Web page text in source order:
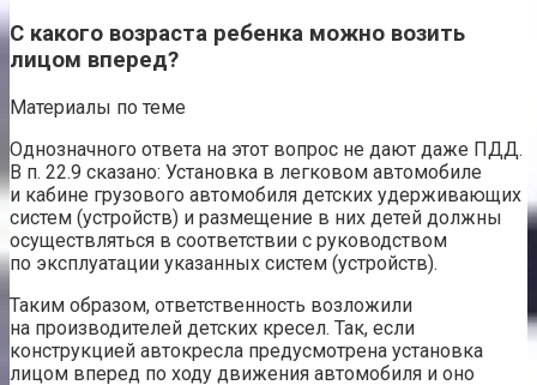
С какого возраста ребенка можно возить
лицом вперед?
Материалы по теме
Однозначного ответа на этот вопрос не дают даже ПДД.
В п. 22.9 сказано: Установка в легковом автомобиле
и кабине грузового автомобиля детских удерживающих
систем (устройств) и размещение в них детей должны
осуществляться в соответствии с руководством
по эксплуатации указанных систем (устройств).
Таким образом, ответственность возложили
на производителей детских кресел. Так, если
конструкцией автокресла предусмотрена установка
лицом вперед по ходу движения автомобиля и оно